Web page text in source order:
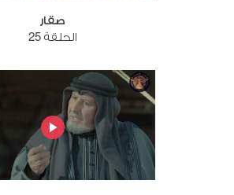
صقار
الحلقة 25